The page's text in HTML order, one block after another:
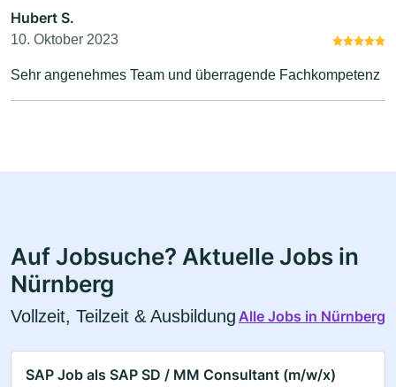
Hubert S.
10. Oktober 2023
Sehr angenehmes Team und überragende Fachkompetenz
Auf Jobsuche? Aktuelle Jobs in
Nürnberg
Vollzeit, Teilzeit & Ausbildung Alle Jobs in Nürnberg
SAP Job als SAP SD / MM Consultant (m/w/x)